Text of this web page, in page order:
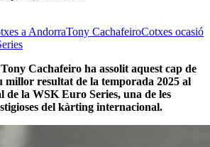
a AndorraTony CachafeiroCotxes ocasió
Cachafeiro ha assolit aquest cap de
millor resultat de la temporada 2025 al
de la WSK Euro Series, una de les
del kàrting internacional.